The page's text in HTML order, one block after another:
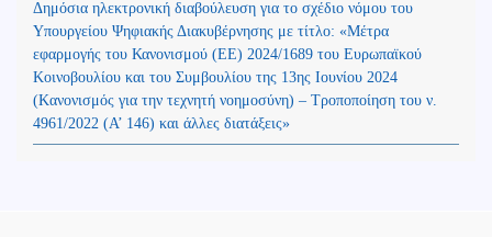
Δημόσια ηλεκτρονική διαβούλευση για το σχέδιο νόμου του
Υπουργείου Ψηφιακής Διακυβέρνησης με τίτλο: «Μέτρα
εφαρμογής του Κανονισμού (ΕΕ) 2024/1689 του Ευρωπαϊκού
Κοινοβουλίου και του Συμβουλίου της 13ης Ιουνίου 2024
(Kανονισμός για την τεχνητή νοημοσύνη) – Τροποποίηση του ν.
4961/2022 (Α’ 146) και άλλες διατάξεις»